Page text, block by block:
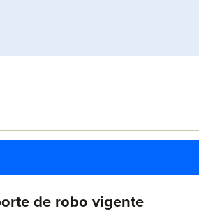
de robo vigente